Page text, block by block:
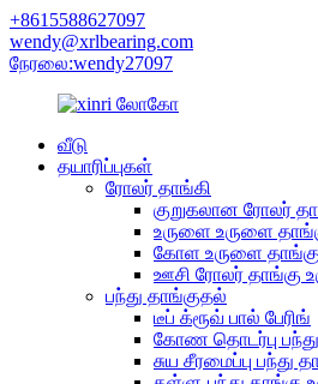
+8615588627097
wendy@xrlbearing.com
நேரலை:wendy27097
வீடு
தயாரிப்புகள்
ரோலர் தாங்கி
குறுகலான ரோலர்
உருளை உருளை
கோள உருளை
ஊசி ரோலர் தாங்கு
பந்து தாங்குதல்
டீப் க்ரூவ் பால் பேரிங்
கோண தொடர்பு
சுய சீரமைப்பு பந்து